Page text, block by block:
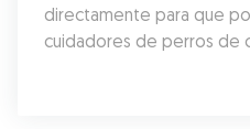
directamente para que
cuidadores de perros de